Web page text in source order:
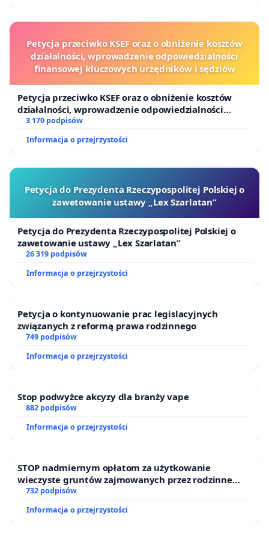
Petycja przeciwko KSEF oraz o obniżenie kosztów
działalności, wprowadzenie odpowiedzialności
finansowej kluczowych urzędników i sędziów
Petycja przeciwko KSEF oraz o obniżenie kosztów
działalności, wprowadzenie odpowiedzialności
finansowej kluczowych urzędników i sędziów
3 170 podpisów
Informacja o przejrzystości
Petycja do Prezydenta Rzeczypospolitej Polskiej o
zawetowanie ustawy „Lex Szarlatan”
Petycja do Prezydenta Rzeczypospolitej Polskiej o
zawetowanie ustawy „Lex Szarlatan”
26 319 podpisów
Informacja o przejrzystości
Petycja o kontynuowanie prac legislacyjnych
związanych z reformą prawa rodzinnego
749 podpisów
Informacja o przejrzystości
Stop podwyżce akcyzy dla branży vape
882 podpisów
Informacja o przejrzystości
STOP nadmiernym opłatom za użytkowanie
wieczyste gruntów zajmowanych przez rodzinne
ogrody działkowe.
732 podpisów
Informacja o przejrzystości